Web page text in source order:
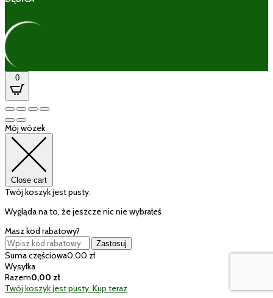
0
Mój wózek
Close cart
Twój koszyk jest pusty.
Wygląda na to, że jeszcze nic nie wybrałeś
Masz kod rabatowy?
Zastosuj
Suma częściowa0,00 zł
Wysyłka
Razem0,00 zł
Twój koszyk jest pusty. Kup teraz